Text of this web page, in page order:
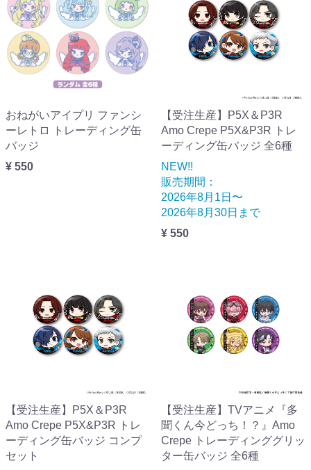
おねがいアイプリ ファンシ
ーレトロ トレーディング缶
バッジ
¥ 550
【受注生産】P5X＆P3R
Amo Crepe P5X&P3R トレ
ーディング缶バッジ 全6種
NEW!!
販売期間：
2026年8月1日〜
2026年8月30日まで
¥ 550
【受注生産】P5X＆P3R
Amo Crepe P5X&P3R トレ
ーディング缶バッジ コンプ
セット
【受注生産】TVアニメ『多
聞くん今どっち！？』Amo
Crepe トレーディンググリッ
ター缶バッジ 全6種